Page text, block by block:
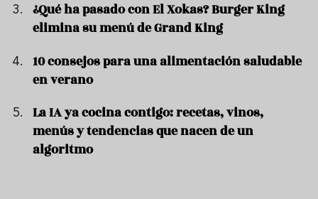
¿Qué ha pasado con El Xokas? Burger King
elimina su menú de Grand King
10 consejos para una alimentación saludable
en verano
La IA ya cocina contigo: recetas, vinos,
menús y tendencias que nacen de un
algoritmo